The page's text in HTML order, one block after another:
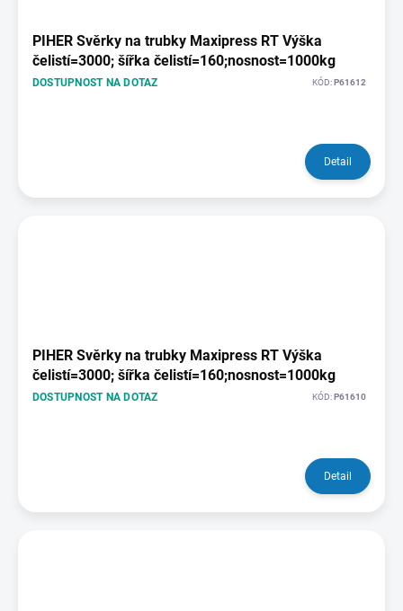
PIHER Svěrky na trubky Maxipress RT Výška
čelistí=3000; šířka čelistí=160;nosnost=1000kg
DOSTUPNOST NA DOTAZ KÓD:P61612
Detail
PIHER Svěrky na trubky Maxipress RT Výška
čelistí=3000; šířka čelistí=160;nosnost=1000kg
DOSTUPNOST NA DOTAZ KÓD:P61610
Detail